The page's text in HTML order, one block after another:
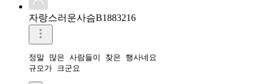
자랑스러운사슴B1883216
정말 많은 사람들이 찾은 행사네요
규모가 크군요